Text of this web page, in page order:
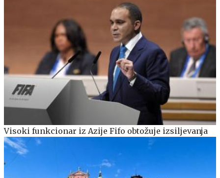
Visoki funkcionar iz Azije Fifo obtožuje izsiljevanja